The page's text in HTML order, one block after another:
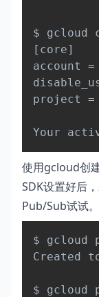
[ core]
account =
project =
Your
使用gcloud创
SDK设置好后
Pub/Sub试试
$ gcloud
Created
$ gcloud